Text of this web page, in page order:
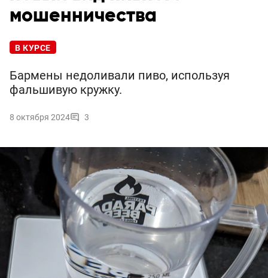
мошенничества
В КУРСЕ
Бармены недоливали пиво, используя
фальшивую кружку.
8 октября 2024 3